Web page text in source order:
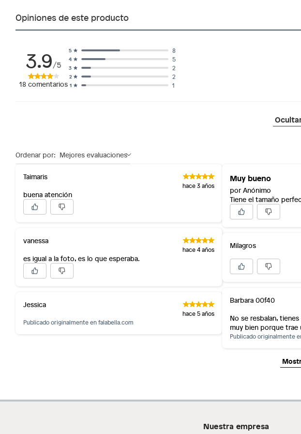
Productos hechos a medida.
Productos que hayan sido previamente instalados.
Baterías de auto.
Motocicletas y bicicletas motorizadas.
Opiniones de este producto
3.9/5
18 comentarios 1 1
2 2
3 2
4 5
5 8
Ordenar por: Mejores evaluaciones
Taimaris
hace 3 años
buena atención
vanessa
hace 4 años
es igual a la foto, es lo que esperaba.
Jessica
hace 5 años
Publicado originalmente enfalabella.com
Muy bueno
por Anónimo
Tiene el tamaño
Milagros
Barbara 00f40
No se resbalan,
muy bien porque
Publicado originalmente
Nuestra empresa